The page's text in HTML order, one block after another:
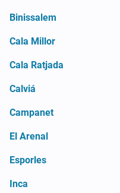
Binissalem
Cala Millor
Cala Ratjada
Calviá
Campanet
El Arenal
Esporles
Inca